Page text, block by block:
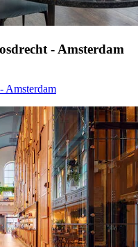
- Amsterdam
Amsterdam